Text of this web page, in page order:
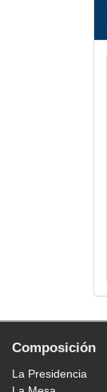
Composición
La Presidencia